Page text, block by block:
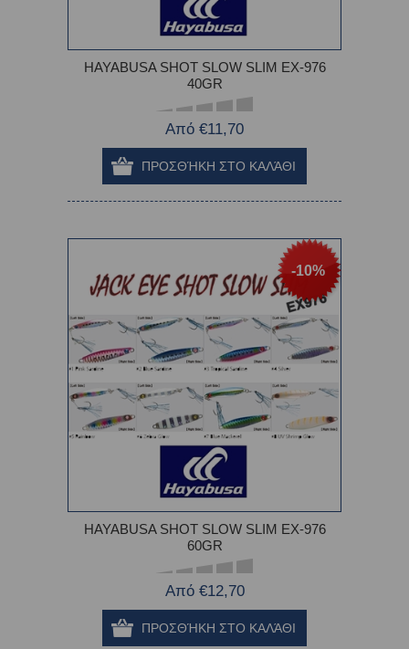
HAYABUSA SHOT SLOW SLIM EX-976
40GR
Από €11,70
-10%
HAYABUSA SHOT SLOW SLIM EX-976
60GR
Από €12,70